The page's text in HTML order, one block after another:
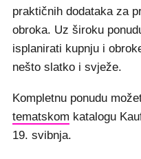
praktičnih dodataka za
obroka. Uz široku
isplanirati kupnju i
nešto slatko i svježe.
Kompletnu ponudu
tematskom katalogu
19. svibnja.